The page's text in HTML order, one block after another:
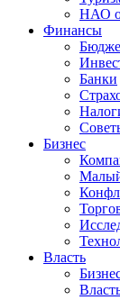
НАО
Финансы
Банки
Бизнес
Власть